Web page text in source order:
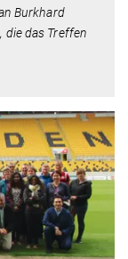
Burkhard
die das Treffen